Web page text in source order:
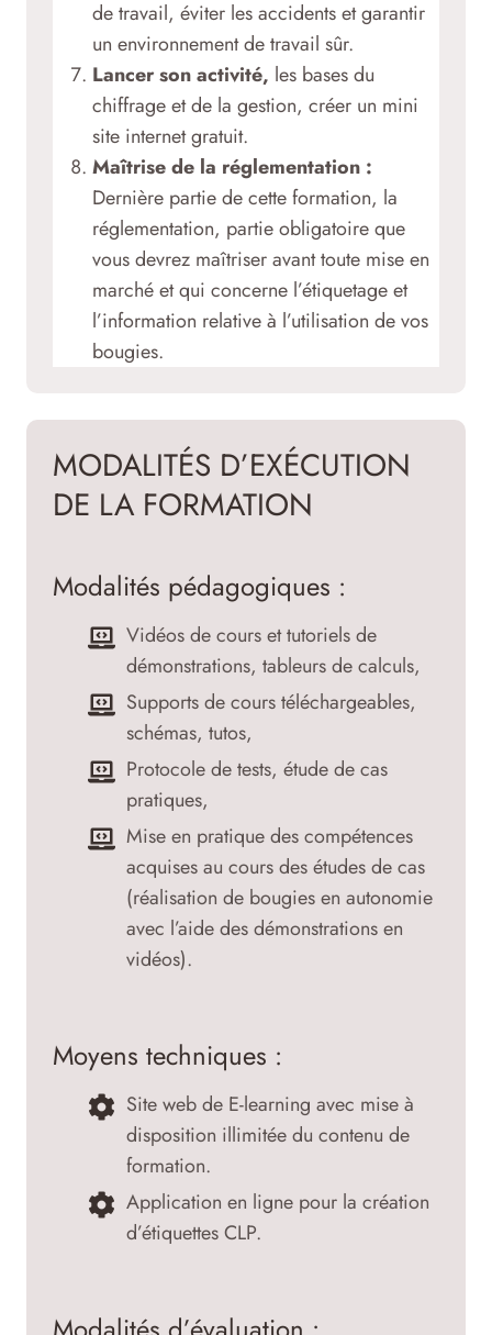
de travail, éviter les accidents et garantir
un environnement de travail sûr.
Lancer son activité, les bases du
chiffrage et de la gestion, créer un mini
site internet gratuit.
Maîtrise de la réglementation :
Dernière partie de cette formation, la
réglementation, partie obligatoire que
vous devrez maîtriser avant toute mise en
marché et qui concerne l’étiquetage et
l’information relative à l’utilisation de vos
bougies.
MODALITÉS D’EXÉCUTION
DE LA FORMATION
Modalités pédagogiques :
Vidéos de cours et tutoriels de
démonstrations, tableurs de calculs,
Supports de cours téléchargeables,
schémas, tutos,
Protocole de tests, étude de cas
pratiques,
Mise en pratique des compétences
acquises au cours des études de cas
(réalisation de bougies en autonomie
avec l’aide des démonstrations en
vidéos).
Moyens techniques :
Site web de E-learning avec mise à
disposition illimitée du contenu de
formation.
Application en ligne pour la création
d’étiquettes CLP.